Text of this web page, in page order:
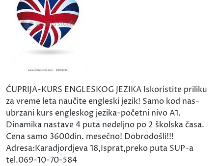
ĆUPRIJA-KURS ENGLESKOG JEZIKA Iskoristite priliku
za vreme leta naučite engleski jezik! Samo kod nas-
ubrzani kurs engleskog jezika-početni nivo A1.
Dinamika nastave 4 puta nedeljno po 2 školska časa.
Cena samo 3600din. mesečno! Dobrodošli!!!
Adresa:Karadjordjeva 18,Isprat,preko puta SUP-a
tel.069-10-70-584